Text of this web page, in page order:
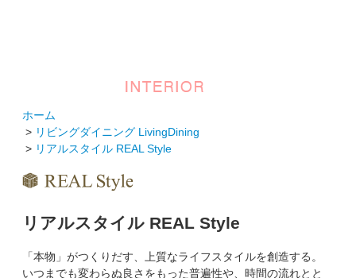
ホーム
> リビングダイニング LivingDining
> リアルスタイル REAL Style
リアルスタイル REAL Style
「本物」がつくりだす、上質なライフスタイルを創造する。
いつまでも変わらぬ良さをもった普遍性や、時間の流れとと